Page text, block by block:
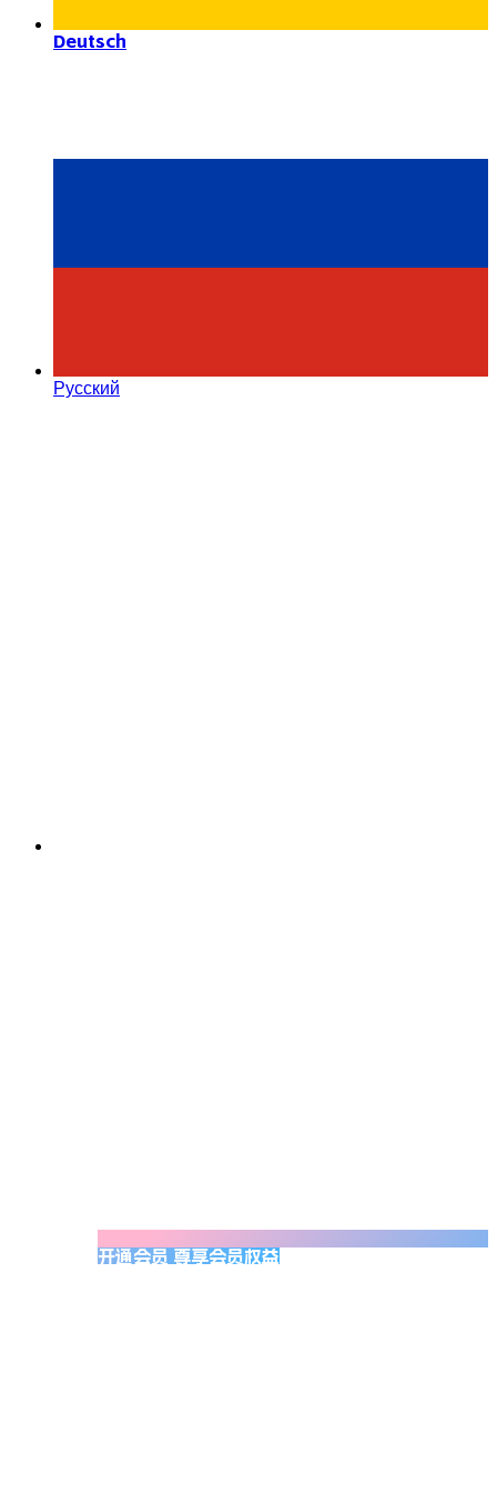
Deutsch
Русский
开通会员 尊享会员权益